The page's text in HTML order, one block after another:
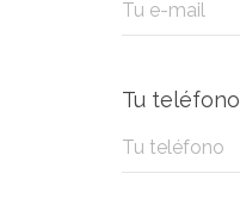
Tu teléfono